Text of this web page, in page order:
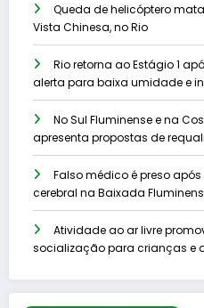
Queda de helicóptero
Vista Chinesa, no Rio
Rio retorna ao Estágio 1
alerta para baixa umidade e
No Sul Fluminense e na
apresenta propostas de
Falso médico é preso
cerebral na Baixada
Atividade ao ar livre
socialização para crianças e